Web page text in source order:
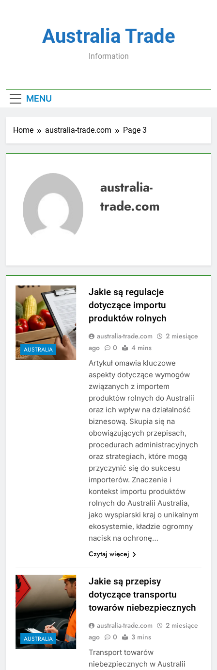
Australia Trade
Information
MENU
Home australia-trade.com Page 3
australia-
trade.com
AUSTRALIA
Jakie są regulacje
dotyczące importu
produktów rolnych
australia-trade.com
2 miesiące
ago
0 4 mins
Artykuł omawia kluczowe
aspekty dotyczące wymogów
związanych z importem
produktów rolnych do Australii
oraz ich wpływ na działalność
biznesową. Skupia się na
obowiązujących przepisach,
procedurach administracyjnych
oraz strategiach, które mogą
przyczynić się do sukcesu
importerów. Znaczenie i
kontekst importu produktów
rolnych do Australii Australia,
jako wyspiarski kraj o unikalnym
ekosystemie, kładzie ogromny
nacisk na ochronę…
Czytaj więcej
AUSTRALIA
Jakie są przepisy
dotyczące transportu
towarów niebezpiecznych
australia-trade.com
2 miesiące
ago
0 3 mins
Transport towarów
niebezpiecznych w Australii